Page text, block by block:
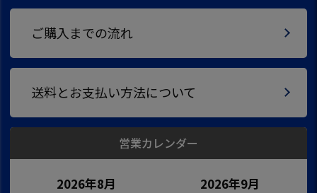
ご購入までの流れ
送料とお支払い方法について
営業カレンダー
2026年8月 2026年9月